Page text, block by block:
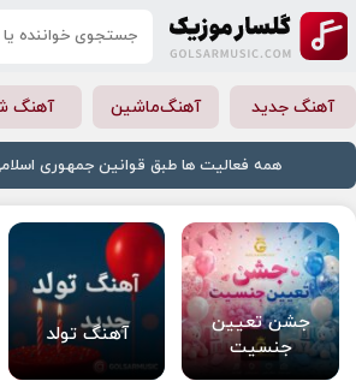
آهنگ جدید آهنگ‌ماشین آهنگ
همه فعالیت ها طبق قوانین جمهوری
جشن تعیین
جنسیت
آهنگ تولد